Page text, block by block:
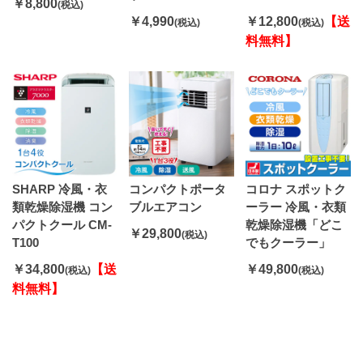
￥8,800(税込)
￥4,990(税込)
￥12,800(税込)【送
料無料】
SHARP 冷風・衣
類乾燥除湿機 コン
パクトクール CM-
T100
￥34,800(税込)
【送
料無料】
コンパクトポータ
ブルエアコン
￥29,800(税込)
コロナ スポットク
ーラー 冷風・衣類
乾燥除湿機「どこ
でもクーラー」
￥49,800(税込)